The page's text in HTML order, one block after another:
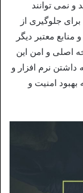
و نمی توانند
جلوگیری از
معتبر دیگر
اصلی و امن این
داشتن نرم‌ افزار و
امنیت و